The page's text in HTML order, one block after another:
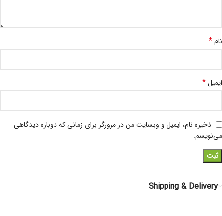
نام*
ایمیل*
ذخیره نام، ایمیل و وبسایت من در مرورگر برای زمانی که دوباره دیدگاهی
می‌نویسم.
Shipping & Delivery